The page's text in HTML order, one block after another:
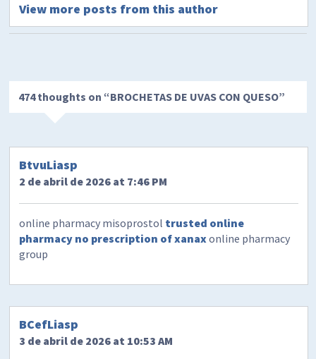
View more posts from this author
474 thoughts on “BROCHETAS DE UVAS CON QUESO”
BtvuLiasp
2 de abril de 2026 at 7:46 PM
online pharmacy misoprostol trusted online
pharmacy no prescription of xanax online pharmacy
group
BCefLiasp
3 de abril de 2026 at 10:53 AM